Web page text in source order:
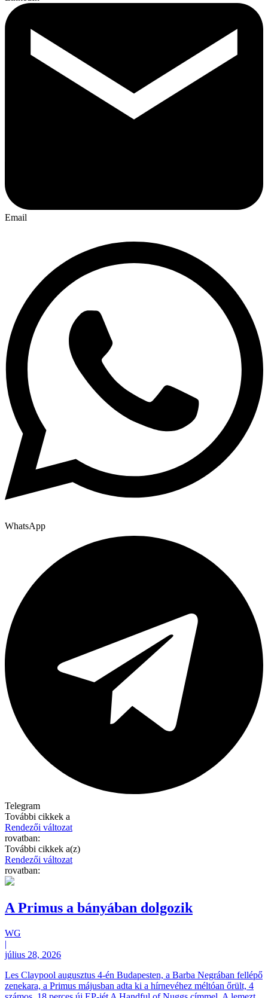
Email
WhatsApp
Telegram
További cikkek a
Rendezői változat
rovatban:
További cikkek a(z)
Rendezői változat
rovatban:
A Primus a bányában dolgozik
WG
|
július 28, 2026
Les Claypool augusztus 4-én Budapesten, a Barba Negrában fellépő
zenekara, a Primus májusban adta ki a hírnevéhez méltóan őrült, 4